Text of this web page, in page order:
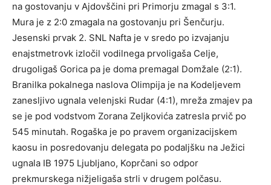
na gostovanju v Ajdovščini pri Primorju zmagal s 3:1.
Mura je z 2:0 zmagala na gostovanju pri Šenčurju.
Jesenski prvak 2. SNL Nafta je v sredo po izvajanju
enajstmetrovk izločil vodilnega prvoligaša Celje,
drugoligaš Gorica pa je doma premagal Domžale (2:1).
Branilka pokalnega naslova Olimpija je na Kodeljevem
zanesljivo ugnala velenjski Rudar (4:1), mreža zmajev pa
se je pod vodstvom Zorana Zeljkovića zatresla prvič po
545 minutah. Rogaška je po pravem organizacijskem
kaosu in posredovanju delegata po podaljšku na Ježici
ugnala IB 1975 Ljubljano, Koprčani so odpor
prekmurskega nižjeligaša strli v drugem polčasu.